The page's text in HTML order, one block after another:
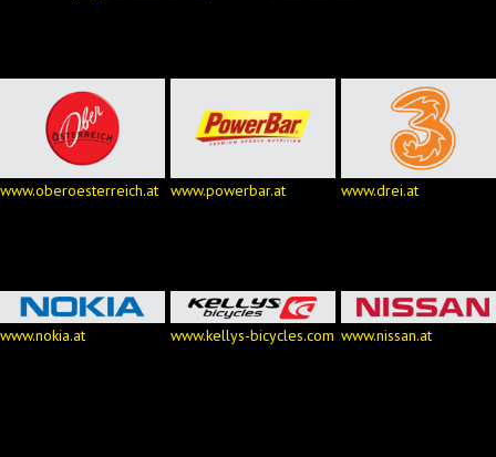
www.oberoesterreich.at www.powerbar.at www.drei.at
www.nokia.at www.kellys-bicycles.com www.nissan.at